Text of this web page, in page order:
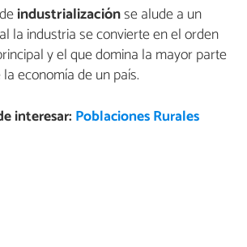
industrializaciónse alude a un
la industria se convierte en el orden
y el que domina la mayor parte
economía de un país.
interesar: Poblaciones Rurales